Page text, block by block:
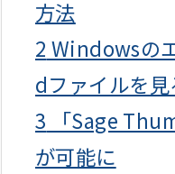
方法
2 Windowsの
dファイルを見
3 「Sage
が可能に